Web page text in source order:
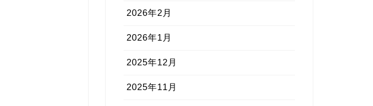
2026年2月
2026年1月
2025年12月
2025年11月